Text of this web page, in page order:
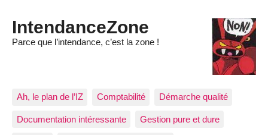
IntendanceZone
Parce que l’intendance, c’est la zone !
Ah, le plan de l’IZ Comptabilité Démarche qualité
Documentation intéressante Gestion pure et dure